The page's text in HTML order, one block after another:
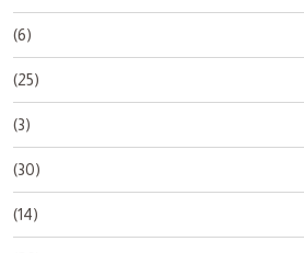
(6)
(25)
(3)
(30)
(14)